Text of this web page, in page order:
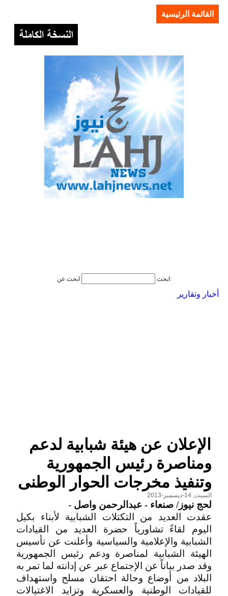
القائمة الرئيسية
ابحث ابحث عن:
أخبار وتقارير
الإعلان عن هيئة شبابية لدعم
ومناصرة رئيس الجمهورية
وتنفيذ مخرجات الحوار الوطنى
السبت, 14-ديسمبر-2013
لحج نيوز/ صنعاء - عبدالرحمن واصل -
عقدت العديد من التكتلات الشبابية لأبناء بكيل
اليوم لقاءً تشاورياً حضرة العديد من القيادات
الشبابية والإعلامية والسياسية وأعلنت عن تأسيس
الهيئة الشبابية لمناصرة ودعم رئيس الجمهورية
وقد صدر بياناً عن الإجتماع عبر عن إدانته لما تمر به
البلاد من أوضاع وحالة احتقان مسلح واستهداف
للقيادات الوطنية والعسكرية وتزايد الاغتيالات